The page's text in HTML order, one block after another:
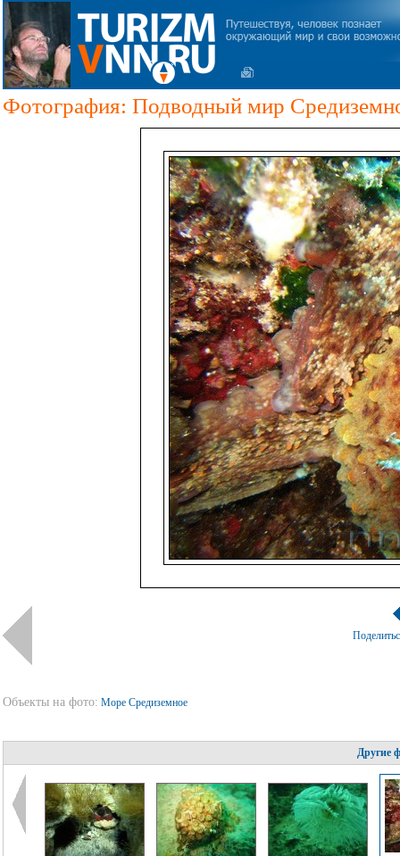
Фотография: Подводный мир
Объекты на фото: Море Средиземное
Другие